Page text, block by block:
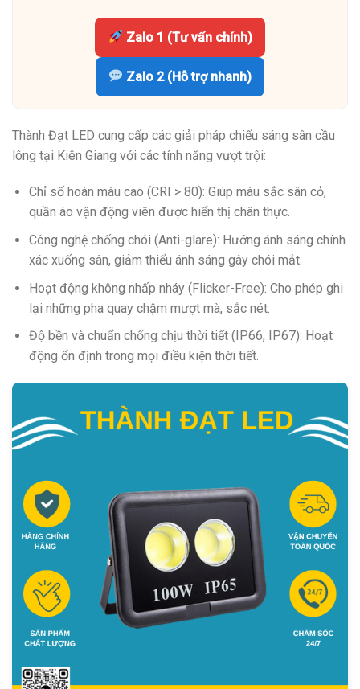
Zalo 1 (Tư vấn chính)
Zalo 2 (Hỗ trợ nhanh)
Thành Đạt LED cung cấp các giải pháp chiếu sáng sân cầu
lông tại Kiên Giang với các tính năng vượt trội:
Chỉ số hoàn màu cao (CRI > 80): Giúp màu sắc sân cỏ,
quần áo vận động viên được hiển thị chân thực.
Công nghệ chống chói (Anti-glare): Hướng ánh sáng chính
xác xuống sân, giảm thiểu ánh sáng gây chói mắt.
Hoạt động không nhấp nháy (Flicker-Free): Cho phép ghi
lại những pha quay chậm mượt mà, sắc nét.
Độ bền và chuẩn chống chịu thời tiết (IP66, IP67): Hoạt
động ổn định trong mọi điều kiện thời tiết.